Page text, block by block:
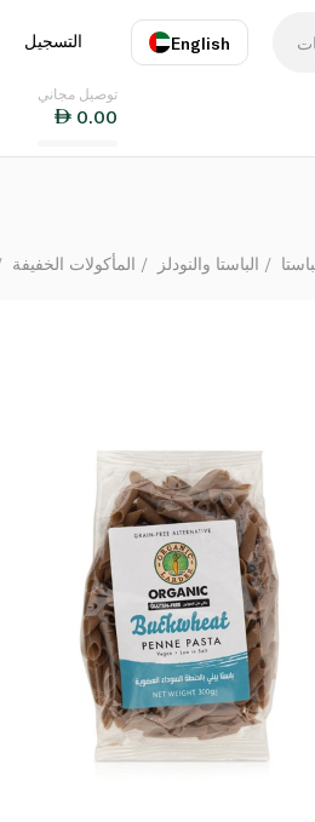
English
اللغة
التسجيل
توصيل مجاني
0.00
المأكولات الخفيفة الباستا والنودلز